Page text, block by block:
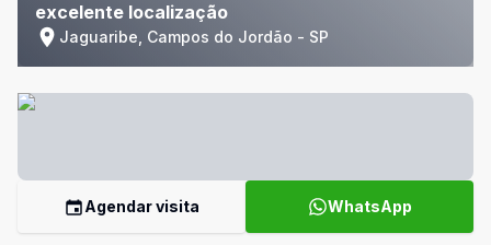
excelente localização
Jaguaribe, Campos do Jordão - SP
Agendar visita WhatsApp